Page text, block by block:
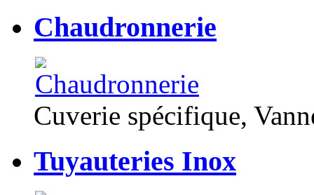
Chaudronnerie
Cuverie spécifique,
Tuyauteries Inox